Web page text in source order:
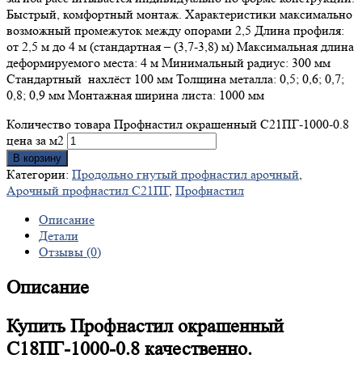
Быстрый, комфортный монтаж. Характеристики максимально
возможный промежуток между опорами 2,5 Длина профиля:
от 2,5 м до 4 м (стандартная – (3,7-3,8) м) Максимальная длина
деформируемого места: 4 м Минимальный радиус: 300 мм
Стандартный нахлёст 100 мм Толщина металла: 0,5; 0,6; 0,7;
0,8; 0,9 мм Монтажная ширина листа: 1000 мм
Количество товара Профнастил окрашенный С21ПГ-1000-0.8
цена за м2
В корзину
Категории: Продольно гнутый профнастил арочный,
Арочный профнастил С21ПГ, Профнастил
Описание
Детали
Отзывы (0)
Описание
Купить Профнастил окрашенный
С18ПГ-1000-0.8 качественно.